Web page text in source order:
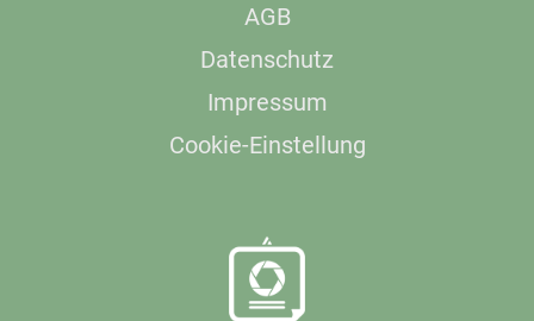
AGB
Datenschutz
Impressum
Cookie-Einstellung